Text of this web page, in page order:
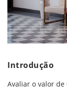
Introdução
Avaliar o valor